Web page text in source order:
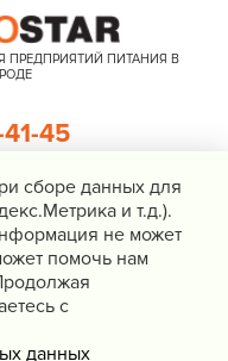
ПРЕДПРИЯТИЙ ПИТАНИЯ В
д. 4, корп. 3, пом. 1
45
сборе данных для
и т.д.).
не может
помочь нам
с
данных